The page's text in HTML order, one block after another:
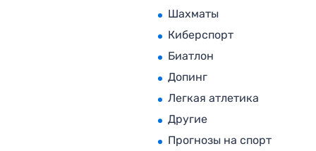
Шахматы
Киберспорт
Биатлон
Допинг
Легкая атлетика
Другие
Прогнозы на спорт